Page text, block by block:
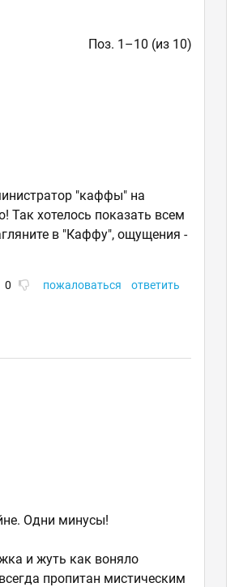
Поз. 1–10 (из 10)
"каффы" на
Так хотелось показать всем
в "Каффу", ощущения -
0 пожаловаться ответить
Одни минусы!
и жуть как воняло
пропитан мистическим